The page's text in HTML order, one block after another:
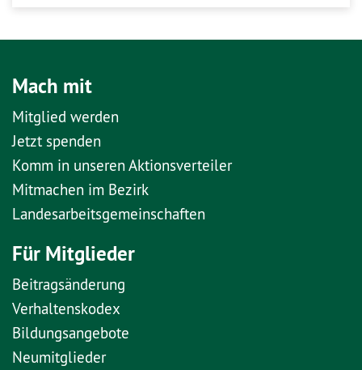
Mach mit
Mitglied werden
Jetzt spenden
Komm in unseren Aktionsverteiler
Mitmachen im Bezirk
Landesarbeitsgemeinschaften
Für Mitglieder
Beitragsänderung
Verhaltenskodex
Bildungsangebote
Neumitglieder